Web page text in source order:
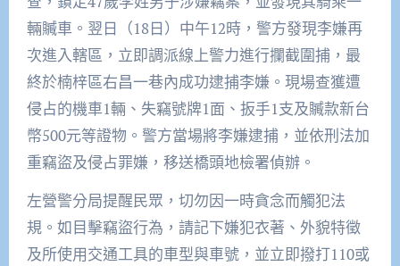
輛贓車。翌日（18日）中午12時，警方發現李嫌再
次進入轄區，立即調派線上警力進行攔截圍捕，最
終於楠梓區右昌一巷內成功逮捕李嫌。現場查獲遭
侵占的機車1輛、失竊號牌1面、扳手1支及贓款新台
幣500元等證物。警方當場將李嫌逮捕，並依刑法加
重竊盜及侵占罪嫌，移送橋頭地檢署偵辦。
左營警分局提醒民眾，切勿因一時貪念而觸犯法
規。如目擊竊盜行為，請記下嫌犯衣著、外貌特徵
及所使用交通工具的車型與車號，並立即撥打110或